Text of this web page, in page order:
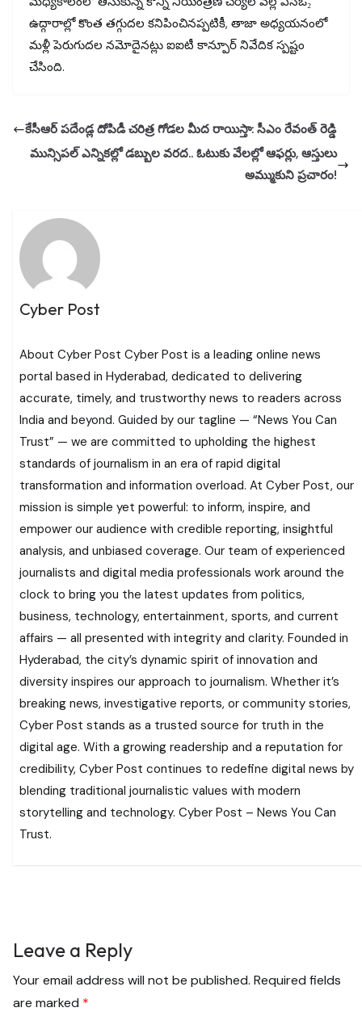
ఉద్గారాల్లో కొంత తగ్గుదల కనిపించినప్పటికీ, తాజా అధ్యయనంలో
మళ్లీ పెరుగుదల నమోదైనట్లు ఐఐటీ కాన్పూర్ నివేదిక స్పష్టం
చేసింది.
కేసీఆర్ పదేండ్ల దోపిడీ చరిత్ర గోడల మీద రాయిస్తా: సీఎం రేవంత్ రెడ్డి
మున్సిపల్ ఎన్నికల్లో డబ్బుల వరద.. ఓటుకు వేలల్లో ఆఫర్లు, ఆస్తులు
అమ్ముకుని ప్రచారం!
Cyber Post
About Cyber Post Cyber Post is a leading online news
portal based in Hyderabad, dedicated to delivering
accurate, timely, and trustworthy news to readers across
India and beyond. Guided by our tagline — “News You Can
Trust” — we are committed to upholding the highest
standards of journalism in an era of rapid digital
transformation and information overload. At Cyber Post, our
mission is simple yet powerful: to inform, inspire, and
empower our audience with credible reporting, insightful
analysis, and unbiased coverage. Our team of experienced
journalists and digital media professionals work around the
clock to bring you the latest updates from politics,
business, technology, entertainment, sports, and current
affairs — all presented with integrity and clarity. Founded in
Hyderabad, the city’s dynamic spirit of innovation and
diversity inspires our approach to journalism. Whether it’s
breaking news, investigative reports, or community stories,
Cyber Post stands as a trusted source for truth in the
digital age. With a growing readership and a reputation for
credibility, Cyber Post continues to redefine digital news by
blending traditional journalistic values with modern
storytelling and technology. Cyber Post – News You Can
Trust.
Leave a Reply
Your email address will not be published. Required fields
are marked *